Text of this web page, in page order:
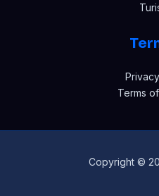
Terms
Copyright ©